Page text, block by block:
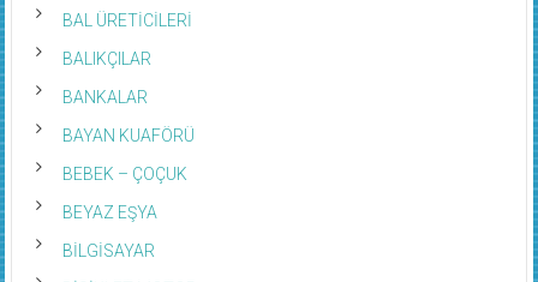
BAL ÜRETİCİLERİ
BALIKÇILAR
BANKALAR
BAYAN KUAFÖRÜ
BEBEK – ÇOÇUK
BEYAZ EŞYA
BİLGİSAYAR